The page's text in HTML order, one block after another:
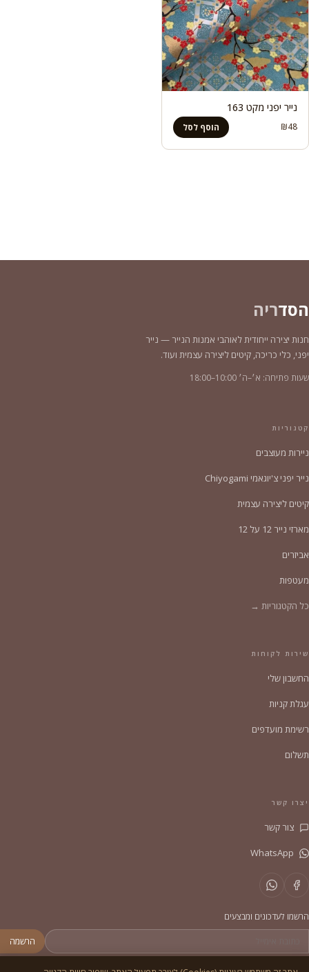
נייר יפני מקט 163
₪48 הוסף לסל
הסדריה
חנות יצירה ייחודית לאוהבי אמנות הנייר — נייר
יפני, כלי כריכה, קיטים ליצירה עצמית ועוד.
שעות פתיחה: א׳–ה׳ 10:00–18:00
קטגוריות
ניירות מעוצבים
נייר יפני צ'יוגאמי Chiyogami
קיטים ליצירה עצמית
מארזי נייר 12 על 12
אביזרים
מעטפות
כל הקטגוריות →
שירות לקוחות
החשבון שלי
עגלת קניות
רשימת מועדפים
תשלום
יצרו קשר
צור קשר
הרשמו לעדכונים ומבצעים
הרשמה